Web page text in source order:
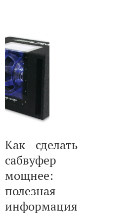
Как сделать
сабвуфер
мощнее:
полезная
информация